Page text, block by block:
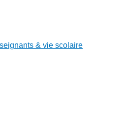
& vie scolaire